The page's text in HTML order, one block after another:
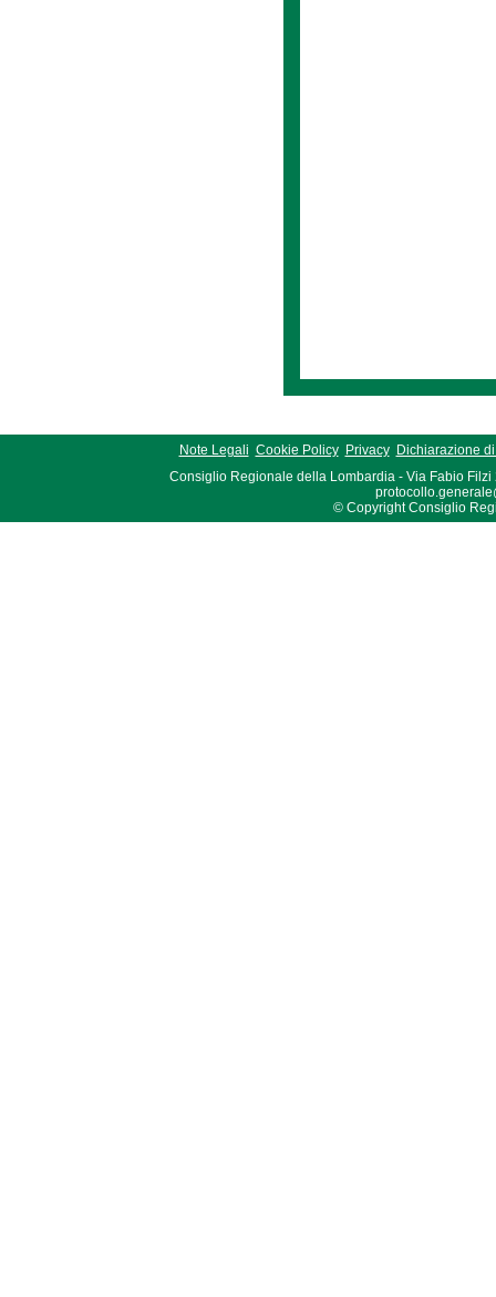
Note Legali Cookie Policy Privacy
Dichiarazione
Consiglio Regionale della Lombardia - Via Fabio Filzi
© Copyright Consiglio